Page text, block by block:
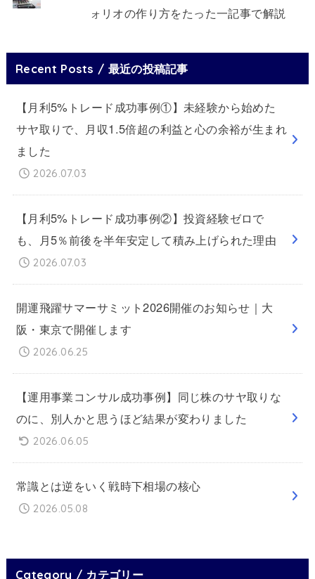
ォリオの作り方をたった一記事で解説
Recent Posts / 最近の投稿記事
【月利5%トレード成功事例①】未経験から始めた
サヤ取りで、月収1.5倍超の利益と心の余裕が生まれ
ました
2026.07.03
【月利5%トレード成功事例②】投資経験ゼロで
も、月5％前後を半年安定して積み上げられた理由
2026.07.03
開運飛躍サマーサミット2026開催のお知らせ｜大
阪・東京で開催します
2026.06.25
【運用事業コンサル成功事例】同じ株のサヤ取りな
のに、別人かと思うほど結果が変わりました
2026.06.05
常識とは逆をいく戦時下相場の核心
2026.05.08
Category / カテゴリー